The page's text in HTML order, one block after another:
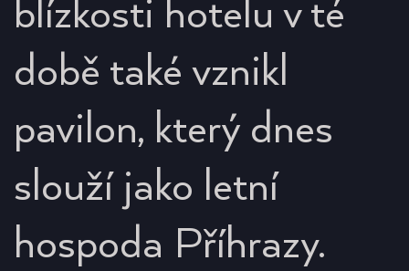
době také vznikl
pavilon, který dnes
slouží jako letní
hospoda Příhrazy.